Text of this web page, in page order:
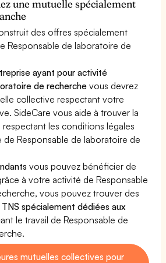
une mutuelle spécialement
des offres spécialement
Responsable de laboratoire de
ayant pour activité
de recherche vous devrez
collective respectant votre
SideCare vous aide à trouver la
respectant les conditions légales
de Responsable de laboratoire de
vous pouvez bénéficier de
à votre activité de Responsable
vous pouvez trouver des
spécialement dédiées aux
le travail de Responsable de
mutuelles collectives pour